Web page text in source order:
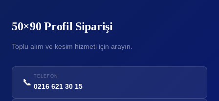
50×90 Profil Siparişi
Toplu alım ve kesim hizmeti için arayın.
📞
TELEFON
0216 621 30 15